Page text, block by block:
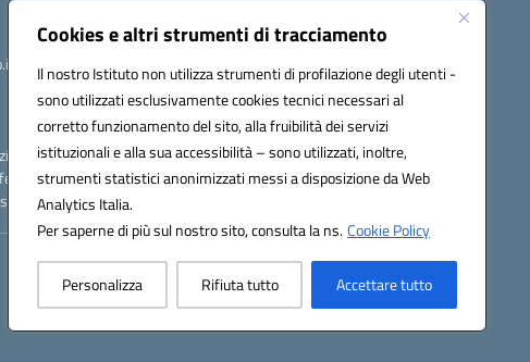
Cookies e altri strumenti di tracciamento
Il nostro Istituto non utilizza strumenti di profilazione degli utenti -
sono utilizzati esclusivamente cookies tecnici necessari al
corretto funzionamento del sito, alla fruibilità dei servizi
istituzionali e alla sua accessibilità – sono utilizzati, inoltre,
strumenti statistici anonimizzati messi a disposizione da Web
Analytics Italia.
Per saperne di più sul nostro sito, consulta la ns.Cookie Policy
Personalizza Rifiuta tutto Accettare tutto